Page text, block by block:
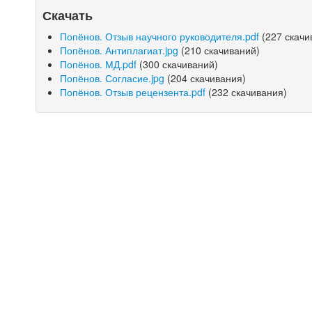
Скачать
Попёнов. Отзыв научного руководителя.pdf (227
Попёнов. Антиплагиат.jpg (210 скачиваний)
Попёнов. МД.pdf (300 скачиваний)
Попёнов. Согласие.jpg (204 скачивания)
Попёнов. Отзыв рецензента.pdf (232 скачивания)